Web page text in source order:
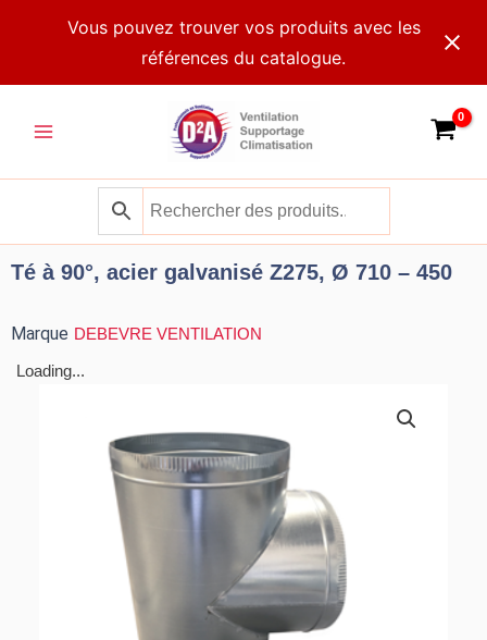
Vous pouvez trouver vos produits avec les
références du catalogue.
Menu
Té à 90°, acier galvanisé Z275, Ø 710 – 450
Marque DEBEVRE VENTILATION
Loading...